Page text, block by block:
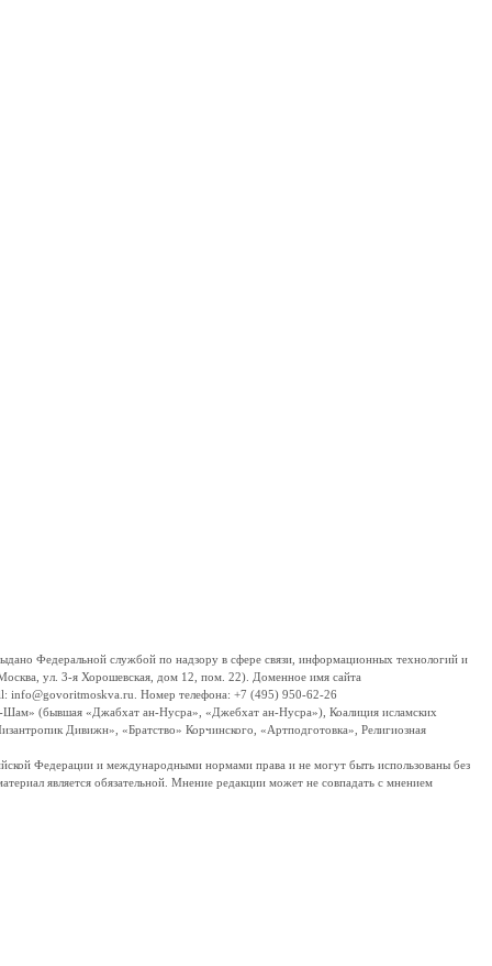
Федеральной службой по надзору в сфере связи, информационных технологий и
ул. 3-я Хорошевская, дом 12, пом. 22). Доменное имя сайта
info@govoritmoskva.ru. Номер телефона: +7 (495) 950-62-26
Шам» (бывшая «Джабхат ан-Нусра», «Джебхат ан-Нусра»), Коалиция исламских
Дивижн», «Братство» Корчинского, «Артподготовка», Религиозная
Федерации и международными нормами права и не могут быть использованы без
является обязательной. Мнение редакции может не совпадать с мнением